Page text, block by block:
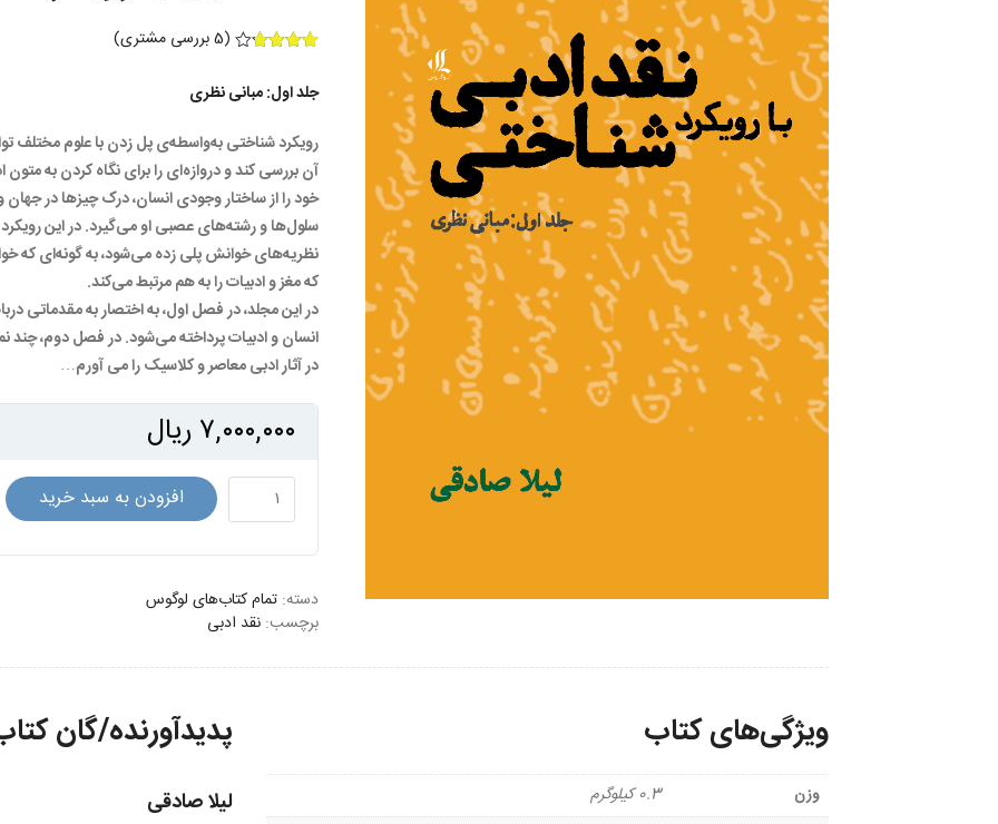
در
(
5بررسی مشتری)
جلد اول: مبانی نظری
رویکرد شناختی به‌واسطه‌ی پل زدن با علوم مختلف
آن بررسی کند و دروازه‌ای را برای نگاه کردن به
خود را از ساختار وجودی انسان، درک چیزها در
سلول‌ها و رشته‌های عصبی او می‌گیرد. در این
نظریه‌های خوانش پلی زده می‌شود، به گونه‌ای که
که مغز و ادبیات را به هم مرتبط می‌کند.
در این مجلد، در فصل اول، به اختصار به مقدماتی
انسان و ادبیات پرداخته می‌شود. در فصل دوم، چند
در آثار ادبی معاصر و کلاسیک را مى آورم…
۷,۰۰۰,۰۰۰ ریال
نقد
ادبی
شناختی
1
افزودن به سبد خرید
دسته: تمام کتاب‌های لوگوس
برچسب: نقد ادبی
ویژگی‌های کتاب
وزن
0.3 کیلوگرم
پدیدآورنده/گان
لیلا صادقی